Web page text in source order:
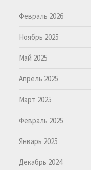
Февраль 2026
Ноябрь 2025
Май 2025
Апрель 2025
Март 2025
Февраль 2025
Январь 2025
Декабрь 2024